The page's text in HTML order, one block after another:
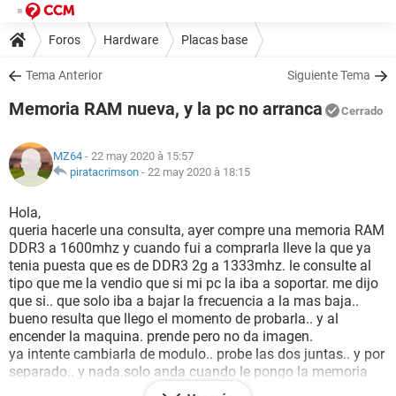
Foros Hardware Placas base
Tema Anterior Siguiente Tema
Memoria RAM nueva, y la pc no arranca Cerrado
MZ64 - 22 may 2020 à 15:57
piratacrimson - 22 may 2020 à 18:15
Hola,
queria hacerle una consulta, ayer compre una memoria RAM
DDR3 a 1600mhz y cuando fui a comprarla lleve la que ya
tenia puesta que es de DDR3 2g a 1333mhz. le consulte al
tipo que me la vendio que si mi pc la iba a soportar. me dijo
que si.. que solo iba a bajar la frecuencia a la mas baja..
bueno resulta que llego el momento de probarla.. y al
encender la maquina. prende pero no da imagen.
ya intente cambiarla de modulo.. probe las dos juntas.. y por
separado.. y nada.solo anda cuando le pongo la memoria